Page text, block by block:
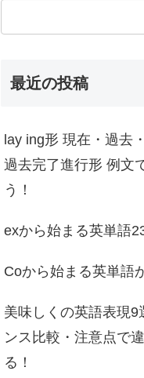
最近の投稿
lay ing形 現在・過去
過去完了進行形 例文
う！
exから始まる英単語
Coから始まる英単語
美味しくの英語表現9
ンス比較・注意点で
る！